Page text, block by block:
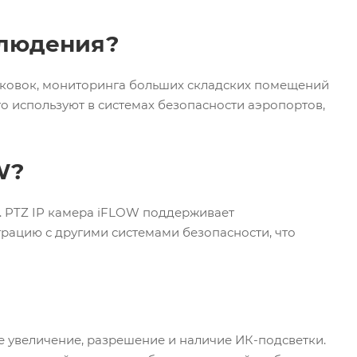
мониторинга больших складских помещений
в системах безопасности аэропортов,
IP камера iFLOW поддерживает
с другими системами безопасности, что
разрешение и наличие ИК-подсветки.